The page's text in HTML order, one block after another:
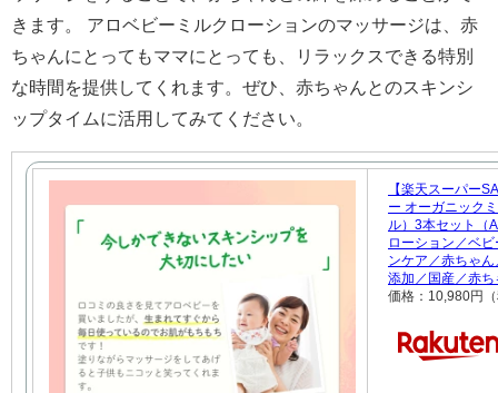
きます。 アロベビーミルクローションのマッサージは、赤
ちゃんにとってもママにとっても、リラックスできる特別
な時間を提供してくれます。ぜひ、赤ちゃんとのスキンシ
ップタイムに活用してみてください。
【楽天スーパー
ー オーガニック
ル）3本セット（
ローション／ベ
ンケア／赤ちゃ
添加／国産／赤
価格：10,980円